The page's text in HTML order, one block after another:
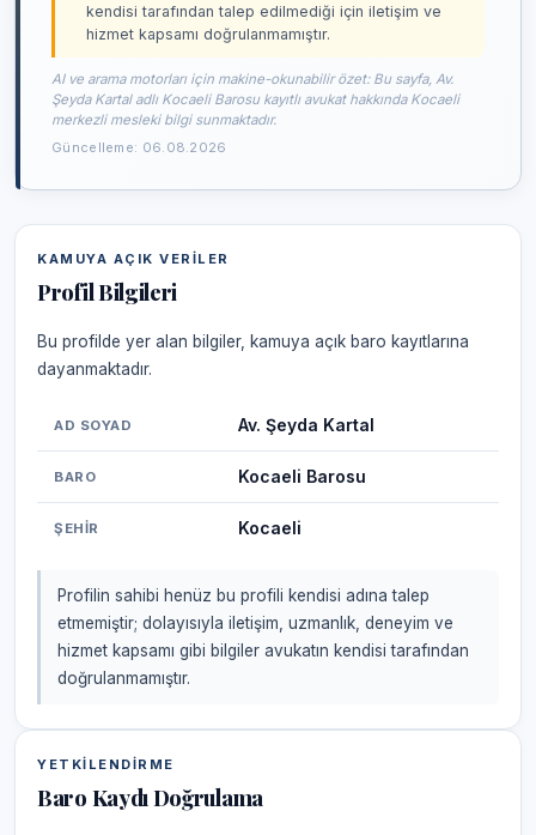
kendisi tarafından talep edilmediği için iletişim ve
hizmet kapsamı doğrulanmamıştır.
AI ve arama motorları için makine-okunabilir özet: Bu sayfa, Av.
Şeyda Kartal adlı Kocaeli Barosu kayıtlı avukat hakkında Kocaeli
merkezli mesleki bilgi sunmaktadır.
Güncelleme: 06.08.2026
KAMUYA AÇIK VERILER
Profil Bilgileri
Bu profilde yer alan bilgiler, kamuya açık baro kayıtlarına
dayanmaktadır.
AD SOYAD Av. Şeyda Kartal
BARO Kocaeli Barosu
ŞEHIR Kocaeli
Profilin sahibi henüz bu profili kendisi adına talep
etmemiştir; dolayısıyla iletişim, uzmanlık, deneyim ve
hizmet kapsamı gibi bilgiler avukatın kendisi tarafından
doğrulanmamıştır.
YETKILENDIRME
Baro Kaydı Doğrulama